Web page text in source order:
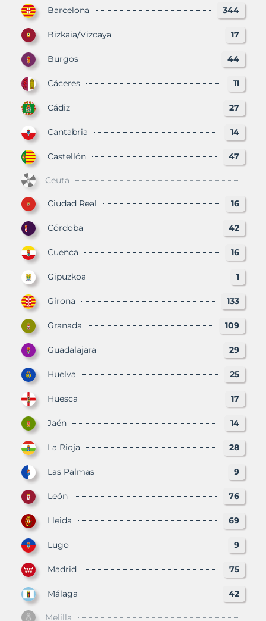
Barcelona 344
Bizkaia/Vizcaya 17
Burgos 44
Cáceres 11
Cádiz 27
Cantabria 14
Castellón 47
Ceuta
Ciudad Real 16
Córdoba 42
Cuenca 16
Gipuzkoa 1
Girona 133
Granada 109
Guadalajara 29
Huelva 25
Huesca 17
Jaén 14
La Rioja 28
Las Palmas 9
León 76
Lleida 69
Lugo 9
Madrid 75
Málaga 42
Melilla